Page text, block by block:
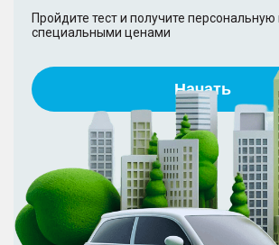
Пройдите тест и получите персональную
специальными ценами
Начать